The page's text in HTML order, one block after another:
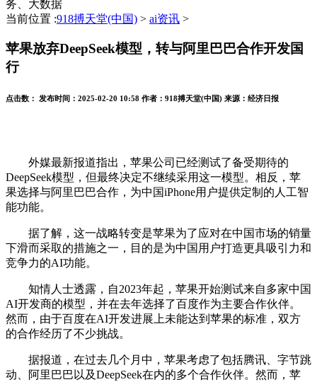
务、大数据
当前位置 :918搏天堂(中国) > ai资讯 >
苹果放弃DeepSeek模型，转与阿里巴巴合作开发国
行
点击数： 发布时间： 2025-02-20 10:58 作者： 918搏天堂(中国) 来源： 经济日报
外媒最新报道指出，苹果公司已经测试了备受期待的
DeepSeek模型，但最终决定不继续采用这一模型。相反，苹
果选择与阿里巴巴合作，为中国iPhone用户提供定制的人工智
能功能。
据了解，这一战略转变是苹果为了应对在中国市场的销量
下滑而采取的措施之一，目的是为中国用户打造更具吸引力和
竞争力的AI功能。
知情人士透露，自2023年起，苹果开始测试来自多家中国
AI开发商的模型，并在去年选择了百度作为主要合作伙伴。
然而，由于百度在AI开发进展上未能达到苹果的标准，双方
的合作经历了不少挑战。
据报道，在过去几个月中，苹果考虑了包括腾讯、字节跳
动、阿里巴巴以及DeepSeek在内的多个合作伙伴。然而，苹